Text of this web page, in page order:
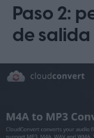
Paso 2:
de salida